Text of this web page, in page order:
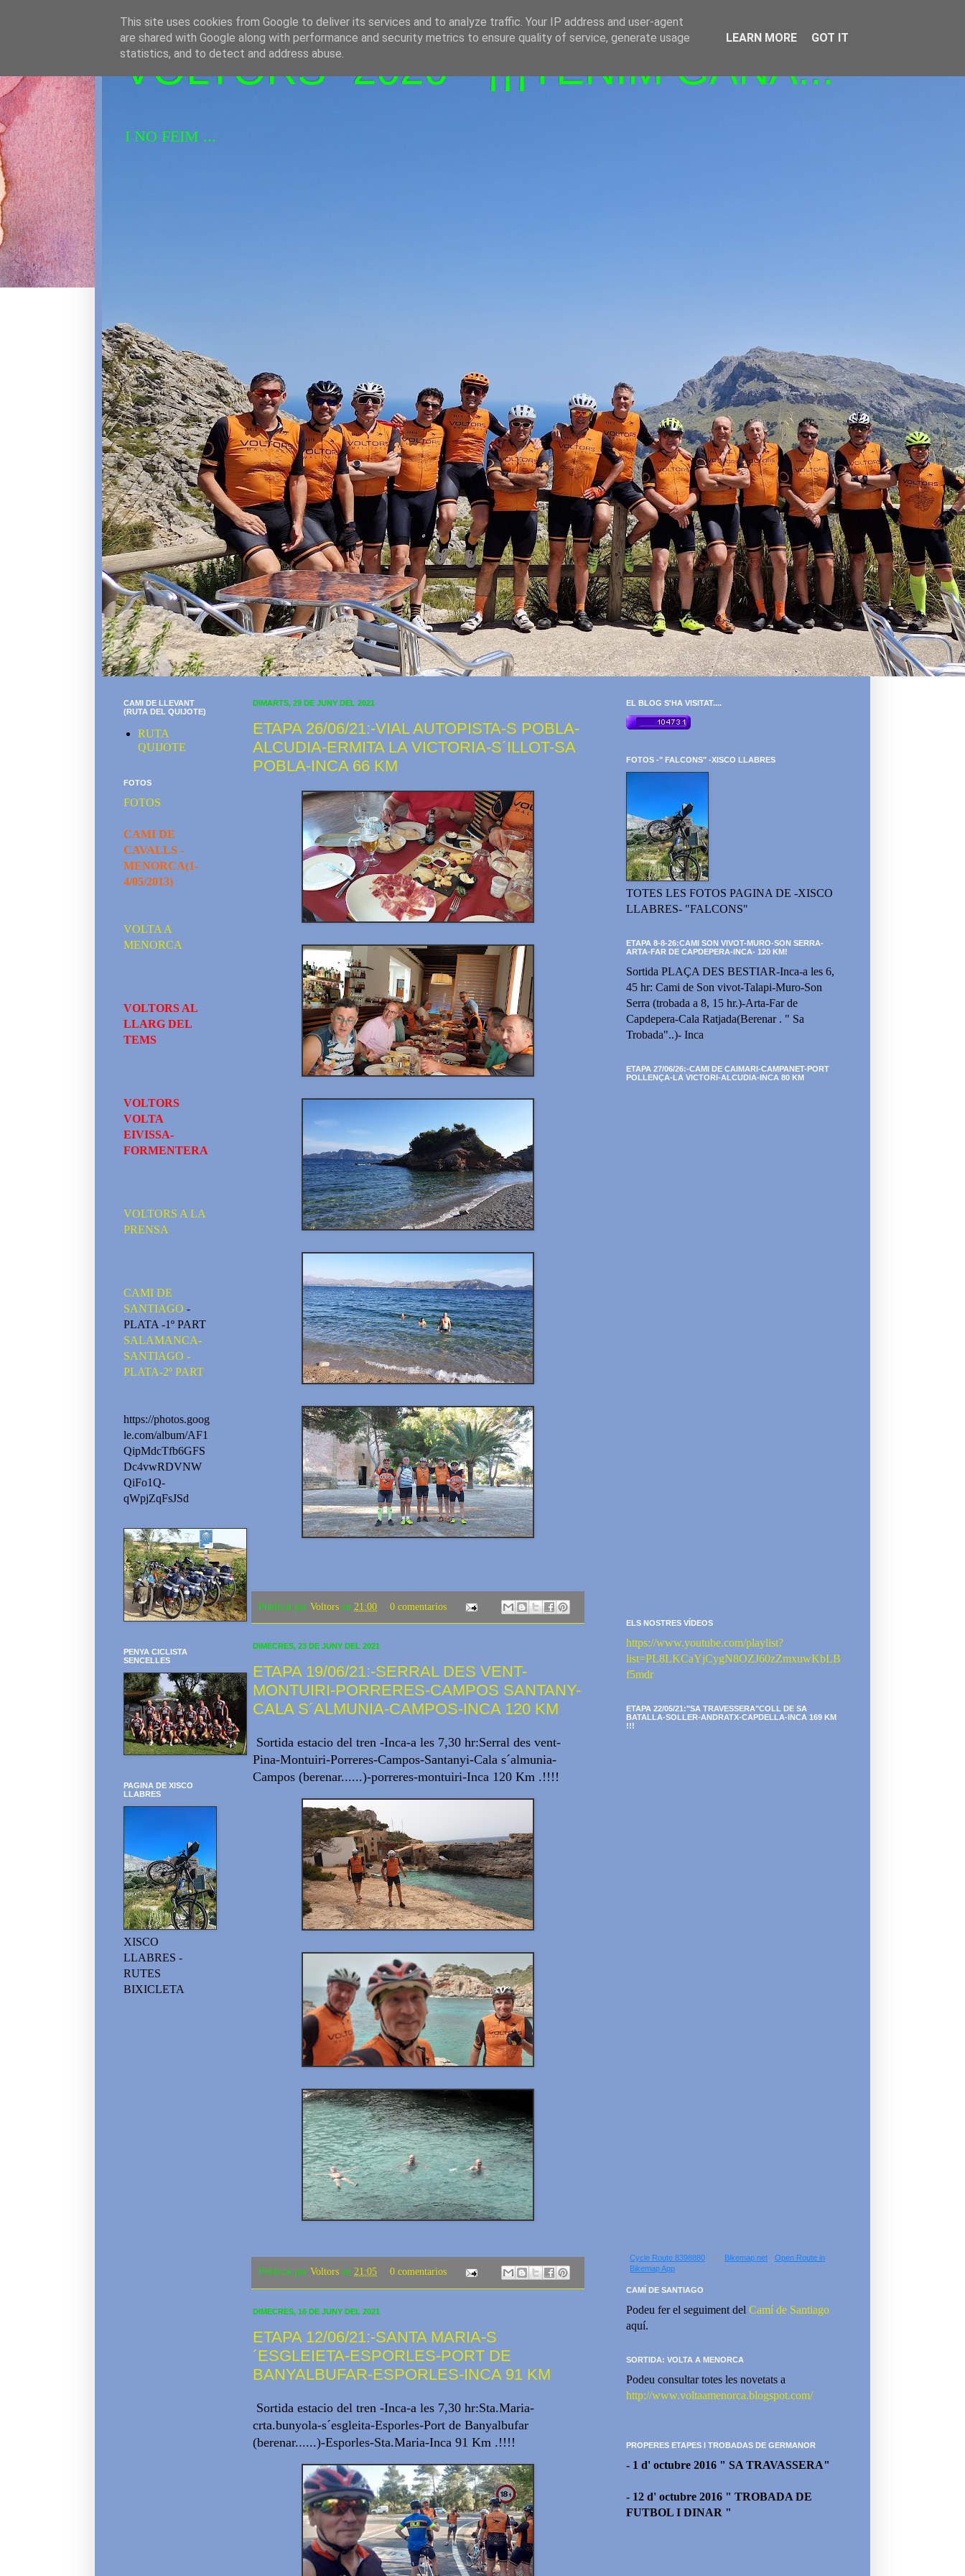
VOLTORS -2026 - ¡¡¡TENIM GANA!!!
I NO FEIM ...
DIMARTS, 29 DE JUNY DEL 2021
ETAPA 26/06/21:-VIAL AUTOPISTA-S POBLA-
ALCUDIA-ERMITA LA VICTORIA-S´ILLOT-SA
POBLA-INCA 66 KM
Publicat per Voltors en 21:00 0 comentarios
DIMECRES, 23 DE JUNY DEL 2021
ETAPA 19/06/21:-SERRAL DES VENT-
MONTUIRI-PORRERES-CAMPOS SANTANY-
CALA S´ALMUNIA-CAMPOS-INCA 120 KM
Sortida estacio del tren -Inca-a les 7,30 hr:Serral des vent-
Pina-Montuiri-Porreres-Campos-Santanyi-Cala s´almunia-
Campos (berenar......)-porreres-montuiri-Inca 120 Km .!!!!
Publicat per Voltors en 21:05 0 comentarios
DIMECRES, 16 DE JUNY DEL 2021
ETAPA 12/06/21:-SANTA MARIA-S
´ESGLEIETA-ESPORLES-PORT DE
BANYALBUFAR-ESPORLES-INCA 91 KM
Sortida estacio del tren -Inca-a les 7,30 hr:Sta.Maria-
crta.bunyola-s´esgleita-Esporles-Port de Banyalbufar
(berenar......)-Esporles-Sta.Maria-Inca 91 Km .!!!!
CAMI DE LLEVANT
(RUTA DEL QUIJOTE)
RUTA
QUIJOTE
FOTOS
FOTOS
CAMI DE
CAVALLS -
MENORCA(1-
4/05/2013)
VOLTA A
MENORCA
VOLTORS AL
LLARG DEL
TEMS
VOLTORS
VOLTA
EIVISSA-
FORMENTERA
VOLTORS A LA
PRENSA
CAMI DE
SANTIAGO -
PLATA -1º PART
SALAMANCA-
SANTIAGO -
PLATA-2º PART
https://photos.goog
le.com/album/AF1
QipMdcTfb6GFS
Dc4vwRDVNW
QiFo1Q-
qWpjZqFsJSd
PENYA CICLISTA
SENCELLES
PAGINA DE XISCO
LLABRES
XISCO
LLABRES -
RUTES
BIXICLETA
EL BLOG S'HA VISITAT....
FOTOS -" FALCONS" -XISCO LLABRES
TOTES LES FOTOS PAGINA DE -XISCO
LLABRES- "FALCONS"
ETAPA 8-8-26:CAMI SON VIVOT-MURO-SON SERRA-
ARTA-FAR DE CAPDEPERA-INCA- 120 KM!
Sortida PLAÇA DES BESTIAR-Inca-a les 6,
45 hr: Cami de Son vivot-Talapi-Muro-Son
Serra (trobada a 8, 15 hr.)-Arta-Far de
Capdepera-Cala Ratjada(Berenar . " Sa
Trobada"..)- Inca
ETAPA 27/06/26:-CAMI DE CAIMARI-CAMPANET-PORT
POLLENÇA-LA VICTORI-ALCUDIA-INCA 80 KM
ELS NOSTRES VÍDEOS
https://www.youtube.com/playlist?
list=PL8LKCaYjCygN8OZJ60zZmxuwKbLB
f5mdr
ETAPA 22/05/21:"SA TRAVESSERA"COLL DE SA
BATALLA-SOLLER-ANDRATX-CAPDELLA-INCA 169 KM
!!!
Cycle Route 8398880 - via Bikemap.net - Open Route in
Bikemap App
CAMÍ DE SANTIAGO
Podeu fer el seguiment del Camí de Santiago
aquí.
SORTIDA: VOLTA A MENORCA
Podeu consultar totes les novetats a
http://www.voltaamenorca.blogspot.com/
PROPERES ETAPES I TROBADAS DE GERMANOR
- 1 d' octubre 2016 " SA TRAVASSERA"
- 12 d' octubre 2016 " TROBADA DE
FUTBOL I DINAR "
This site uses cookies from Google to deliver its services and to analyze traffic. Your IP address and user-agent
are shared with Google along with performance and security metrics to ensure quality of service, generate usage
statistics, and to detect and address abuse.
LEARN MORE GOT IT